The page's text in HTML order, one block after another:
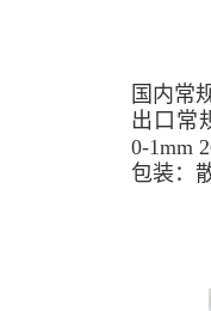
国内常
出口常
0-1mm
包装：